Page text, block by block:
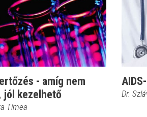
- amíg nem
jól kezelhető
Tímea
Dr.